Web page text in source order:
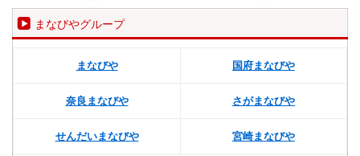
まなびやグループ
まなびや 国府まなびや
奈良まなびや さがまなびや
せんだいまなびや 宮崎まなびや